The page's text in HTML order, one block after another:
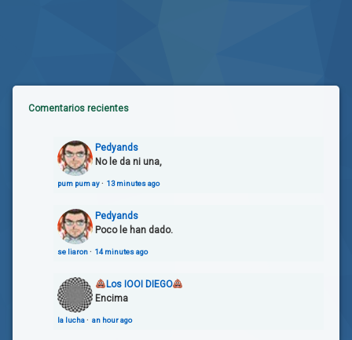
Comentarios recientes
Pedyands
No le da ni una,
pum pum ay· 13 minutes ago
Pedyands
Poco le han dado.
se liaron· 14 minutes ago
Los IOOI DIEGO
Encima
la lucha· an hour ago